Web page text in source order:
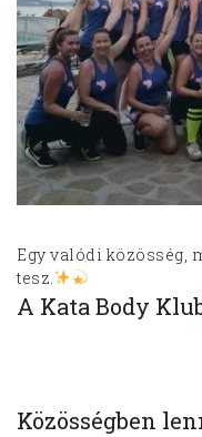
Egy valódi közösség,
tesz.
A Kata Body
Közösségben